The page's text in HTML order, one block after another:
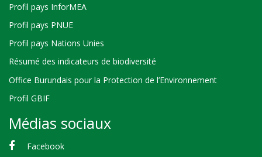
Profil pays InforMEA
Profil pays PNUE
Profil pays Nations Unies
Résumé des indicateurs de biodiversité
Office Burundais pour la Protection de l’Environnement
Profil GBIF
Médias sociaux
Facebook